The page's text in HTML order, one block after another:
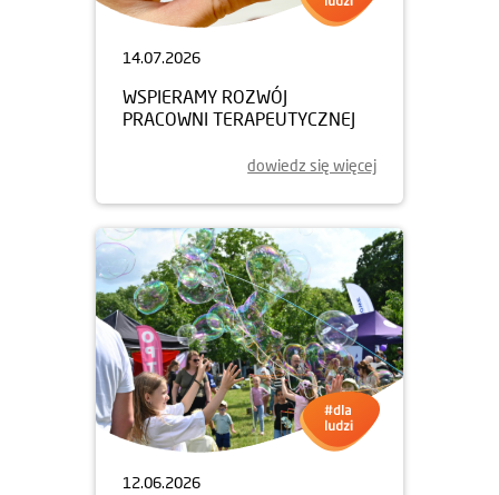
14.07.2026
WSPIERAMY ROZWÓJ
PRACOWNI TERAPEUTYCZNEJ
dowiedz się więcej
12.06.2026